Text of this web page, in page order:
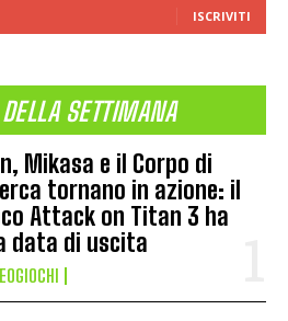
ISCRIVITI
SETTIMANA
Mikasa e il Corpo di
tornano in azione: il
Attack on Titan 3 ha
data di uscita